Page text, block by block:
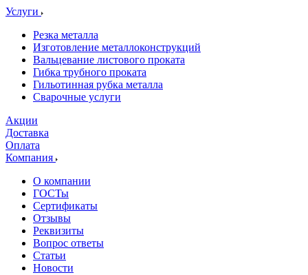
Услуги
Резка металла
Изготовление металлоконструкций
Вальцевание листового проката
Гибка трубного проката
Гильотинная рубка металла
Сварочные услуги
Акции
Доставка
Оплата
Компания
О компании
ГОСТы
Сертификаты
Отзывы
Реквизиты
Вопрос ответы
Статьи
Новости